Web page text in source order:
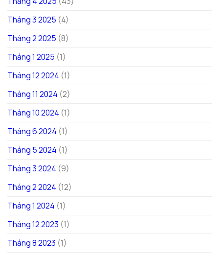
Tháng 3 2025 (4)
Tháng 2 2025 (8)
Tháng 1 2025 (1)
Tháng 12 2024 (1)
Tháng 11 2024 (2)
Tháng 10 2024 (1)
Tháng 6 2024 (1)
Tháng 5 2024 (1)
Tháng 3 2024 (9)
Tháng 2 2024 (12)
Tháng 1 2024 (1)
Tháng 12 2023 (1)
Tháng 8 2023 (1)